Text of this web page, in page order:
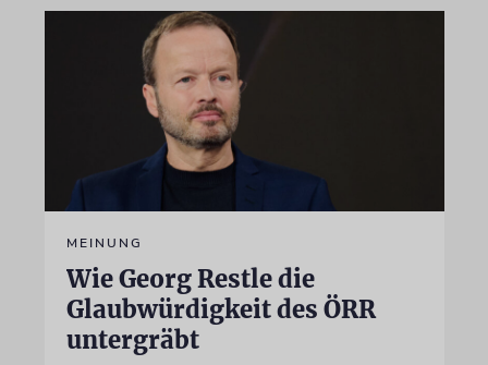
MEINUNG
Wie Georg Restle die
Glaubwürdigkeit des ÖRR
untergräbt